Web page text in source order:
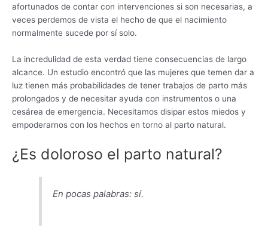
afortunados de contar con intervenciones si son necesarias, a
veces perdemos de vista el hecho de que el nacimiento
normalmente sucede por sí solo.
La incredulidad de esta verdad tiene consecuencias de largo
alcance. Un estudio encontró que las mujeres que temen dar a
luz tienen más probabilidades de tener trabajos de parto más
prolongados y de necesitar ayuda con instrumentos o una
cesárea de emergencia. Necesitamos disipar estos miedos y
empoderarnos con los hechos en torno al parto natural.
¿Es doloroso el parto natural?
En pocas palabras: sí.